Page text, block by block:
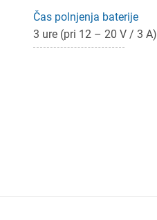
Čas polnjenja baterije
3 ure (pri 12 – 20 V / 3 A)